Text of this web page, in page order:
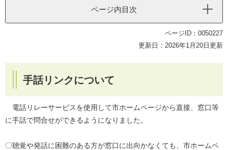
ページ内目次
ページID：0050227
更新日：2026年1月20日更新
手話リンクについて
電話リレーサービスを使用して市ホームページから直接、窓口等
に手話で問合せができるようになりました。
〇聴覚や発話に困難のある方が窓口に出向かなくても、市ホームペ